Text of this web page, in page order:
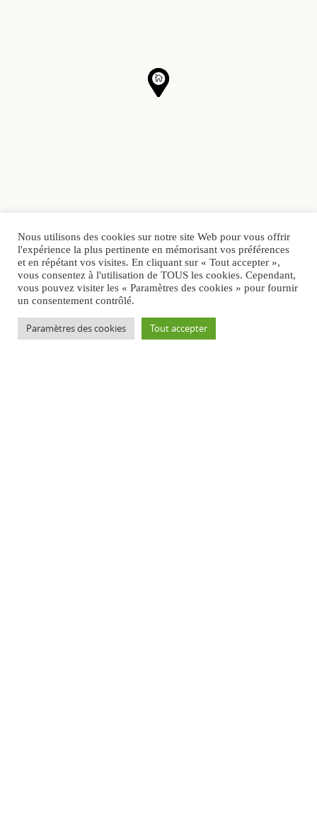
Nous utilisons des cookies sur notre site Web pour vous offrir
l'expérience la plus pertinente en mémorisant vos préférences
et en répétant vos visites. En cliquant sur « Tout accepter »,
vous consentez à l'utilisation de TOUS les cookies. Cependant,
vous pouvez visiter les « Paramètres des cookies » pour fournir
un consentement contrôlé.
Paramètres des cookies Tout accepter